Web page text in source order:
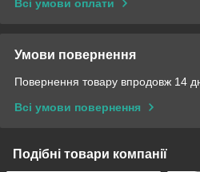
Всі умови оплати
Умови повернення
Повернення товару впродовж 14
Всі умови повернення
Подібні товари компанії